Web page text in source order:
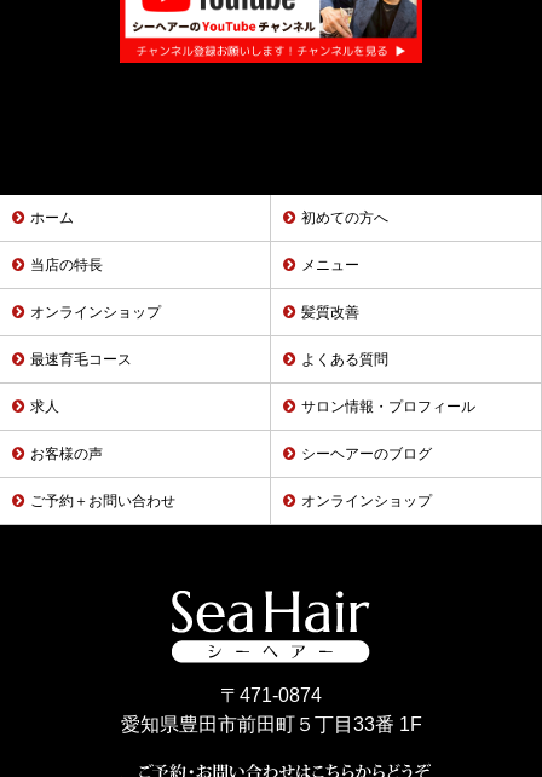
ホーム 初めての方へ
当店の特長 メニュー
オンラインショップ 髪質改善
最速育毛コース よくある質問
求人 サロン情報・プロフィール
お客様の声 シーヘアーのブログ
ご予約＋お問い合わせ オンラインショップ
〒471-0874
愛知県豊田市前田町５丁目33番 1F